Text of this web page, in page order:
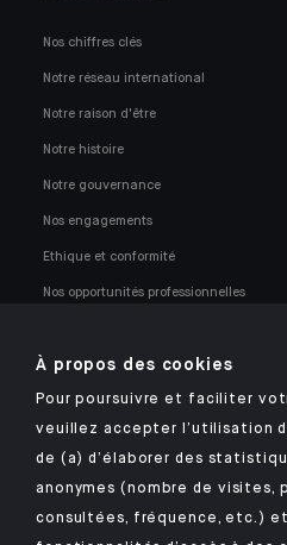
Nos chiffres clés
Notre réseau international
Notre raison d'être
Notre histoire
Notre gouvernance
Nos engagements
Ethique et conformité
Nos opportunités professionnelles
Retrouvez notre application mobile Indosuez
À propos des cookies
Pour poursuivre et faciliter
veuillez accepter l’utilisation
de (a) d’élaborer des
anonymes (nombre de visites,
consultées, fréquence, etc.)